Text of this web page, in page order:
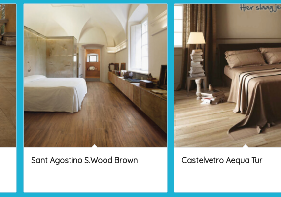
Sant Agostino S.Wood Brown Castelvetro Aequa Tur